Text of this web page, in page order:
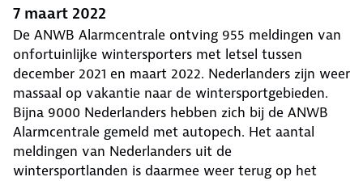
7 maart 2022
De ANWB Alarmcentrale ontving 955 meldingen van
onfortuinlijke wintersporters met letsel tussen
december 2021 en maart 2022. Nederlanders zijn weer
massaal op vakantie naar de wintersportgebieden.
Bijna 9000 Nederlanders hebben zich bij de ANWB
Alarmcentrale gemeld met autopech. Het aantal
meldingen van Nederlanders uit de
wintersportlanden is daarmee weer terug op het